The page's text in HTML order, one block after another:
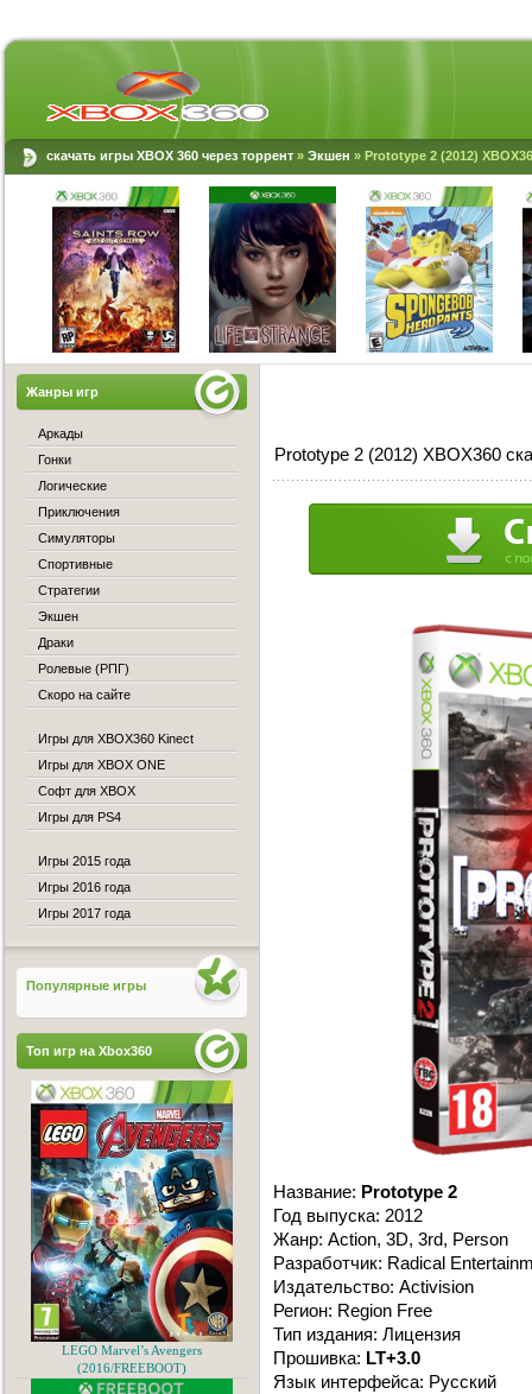
скачать игры XBOX 360 через торрент » Экшен » Prototype 2 (2012)
Prototype 2 (2012) XBOX360
Название: Prototype 2
Год выпуска: 2012
Жанр: Action, 3D, 3rd, Person
Разработчик: Radical
Издательство: Activision
Регион: Region Free
Тип издания: Лицензия
Прошивка: LT+3.0
Язык интерфейса: Русский
Жанры игр
Аркады
Гонки
Логические
Приключения
Симуляторы
Спортивные
Стратегии
Экшен
Драки
Ролевые (РПГ)
Скоро на сайте
Игры для XBOX360 Kinect
Игры для XBOX ONE
Софт для XBOX
Игры для PS4
Игры 2015 года
Игры 2016 года
Игры 2017 года
Популярные игры
Топ игр на Xbox360
LEGO Marvel’s Avengers
(2016/FREEBOOT)